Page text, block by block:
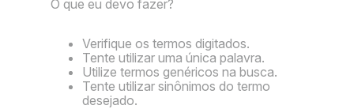
O que eu devo fazer?
Verifique os termos digitados.
Tente utilizar uma única palavra.
Utilize termos genéricos na busca.
Tente utilizar sinônimos do termo
desejado.